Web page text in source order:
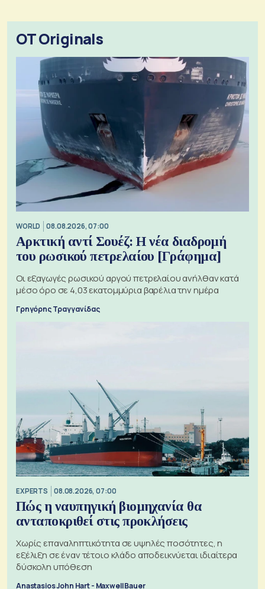
OT Originals
WORLD 08.08.2026, 07:00
Αρκτική αντί Σουέζ: Η νέα διαδρομή
του ρωσικού πετρελαίου [Γράφημα]
Οι εξαγωγές ρωσικού αργού πετρελαίου ανήλθαν κατά
μέσο όρο σε 4,03 εκατομμύρια βαρέλια την ημέρα
Γρηγόρης Τραγγανίδας
EXPERTS 08.08.2026, 07:00
Πώς η ναυπηγική βιομηχανία θα
ανταποκριθεί στις προκλήσεις
Χωρίς επαναληπτικότητα σε υψηλές ποσότητες, η
εξέλιξη σε έναν τέτοιο κλάδο αποδεικνύεται ιδιαίτερα
δύσκολη υπόθεση
Anastasios John Hart - Maxwell Bauer